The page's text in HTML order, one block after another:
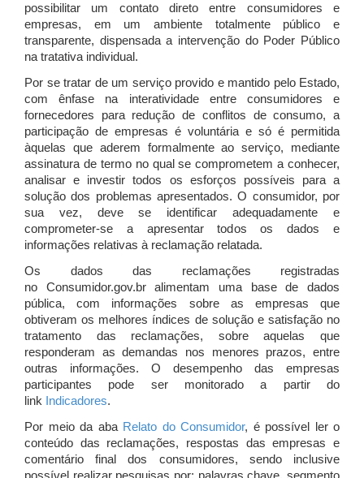
possibilitar um contato direto entre consumidores e
empresas, em um ambiente totalmente público e
transparente, dispensada a intervenção do Poder Público
na tratativa individual.
Por se tratar de um serviço provido e mantido pelo Estado,
com ênfase na interatividade entre consumidores e
fornecedores para redução de conflitos de consumo, a
participação de empresas é voluntária e só é permitida
àquelas que aderem formalmente ao serviço, mediante
assinatura de termo no qual se comprometem a conhecer,
analisar e investir todos os esforços possíveis para a
solução dos problemas apresentados. O consumidor, por
sua vez, deve se identificar adequadamente e
comprometer-se a apresentar todos os dados e
informações relativas à reclamação relatada.
Os dados das reclamações registradas
no Consumidor.gov.br alimentam uma base de dados
pública, com informações sobre as empresas que
obtiveram os melhores índices de solução e satisfação no
tratamento das reclamações, sobre aquelas que
responderam as demandas nos menores prazos, entre
outras informações. O desempenho das empresas
participantes pode ser monitorado a partir do
link Indicadores.
Por meio da aba Relato do Consumidor, é possível ler o
conteúdo das reclamações, respostas das empresas e
comentário final dos consumidores, sendo inclusive